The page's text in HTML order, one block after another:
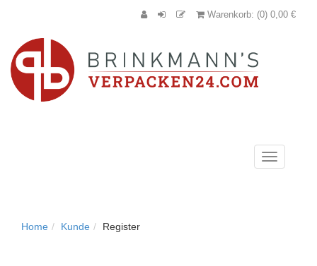
Warenkorb: (0) 0,00 €
Navigation
anzeigen
Home Kunde Register